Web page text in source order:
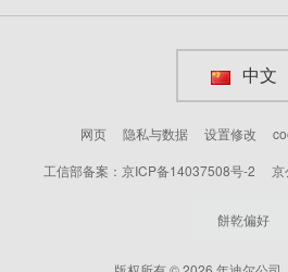
中文
网页 隐私与数据 设置修改
工信部备案：京ICP备14037508号-2
京
餅乾偏好